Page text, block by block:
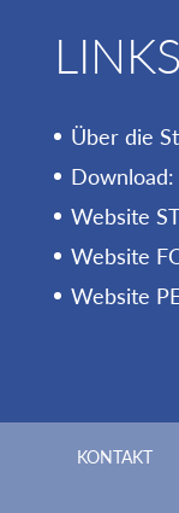
Über die
Website
Website
Website
KONTAKT